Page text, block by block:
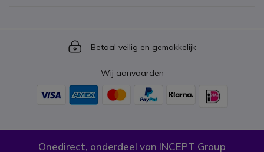
Icon
Betaal veilig en gemakkelijk
Wij aanvaarden
Onedirect, onderdeel van INCEPT Group